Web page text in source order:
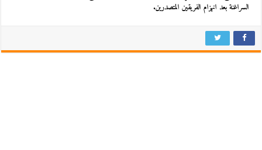
السراغنة بعد انهزام الفريقين المتصدرين.